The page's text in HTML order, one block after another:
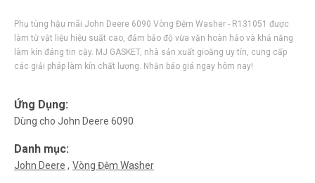
Phụ tùng hậu mãi John Deere 6090 Vòng Đệm Washer - R131051 được
làm từ vật liệu hiệu suất cao, đảm bảo độ vừa vặn hoàn hảo và khả năng
làm kín đáng tin cậy. MJ GASKET, nhà sản xuất gioăng uy tín, cung cấp
các giải pháp làm kín chất lượng. Nhận báo giá ngay hôm nay!
Ứng Dụng:
Dùng cho John Deere 6090
Danh mục:
John Deere Vòng Đệm Washer